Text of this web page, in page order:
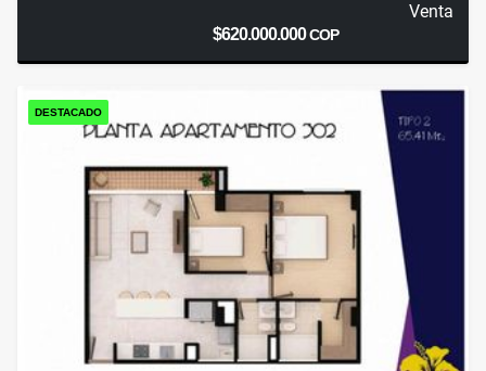
Venta
$620.000.000COP
DESTACADO